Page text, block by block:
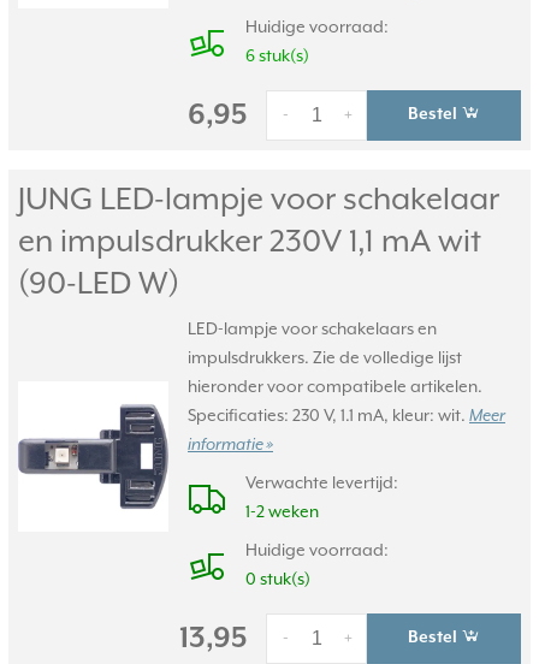
Huidige voorraad:
6 stuk(s)
6,95 +
- Bestel
JUNG LED-lampje voor schakelaar
en impulsdrukker 230V 1,1 mA wit
(90-LED W)
LED-lampje voor schakelaars en
impulsdrukkers. Zie de volledige lijst
hieronder voor compatibele artikelen.
Specificaties: 230 V, 1.1 mA, kleur: wit. Meer
informatie »
Verwachte levertijd:
1-2 weken
Huidige voorraad:
0 stuk(s)
13,95 +
- Bestel